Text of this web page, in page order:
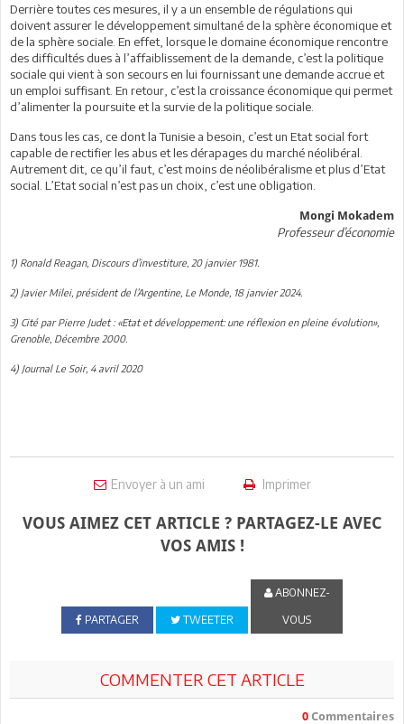
Derrière toutes ces mesures, il y a un ensemble de régulations qui
doivent assurer le développement simultané de la sphère économique et
de la sphère sociale. En effet, lorsque le domaine économique rencontre
des difficultés dues à l’affaiblissement de la demande, c’est la politique
sociale qui vient à son secours en lui fournissant une demande accrue et
un emploi suffisant. En retour, c’est la croissance économique qui permet
d’alimenter la poursuite et la survie de la politique sociale.
Dans tous les cas, ce dont la Tunisie a besoin, c’est un Etat social fort
capable de rectifier les abus et les dérapages du marché néolibéral.
Autrement dit, ce qu’il faut, c’est moins de néolibéralisme et plus d’Etat
social. L’Etat social n’est pas un choix, c’est une obligation.
Mongi Mokadem
Professeur d’économie
1) Ronald Reagan, Discours d’investiture, 20 janvier 1981.
2) Javier Milei, président de l’Argentine, Le Monde, 18 janvier 2024.
3) Cité par Pierre Judet : «Etat et développement: une réflexion en pleine évolution»,
Grenoble, Décembre 2000.
4) Journal Le Soir, 4 avril 2020
Envoyer à un ami Imprimer
VOUS AIMEZ CET ARTICLE ? PARTAGEZ-LE AVEC
VOS AMIS !
PARTAGER TWEETER
ABONNEZ-
VOUS
COMMENTER CET ARTICLE
0 Commentaires